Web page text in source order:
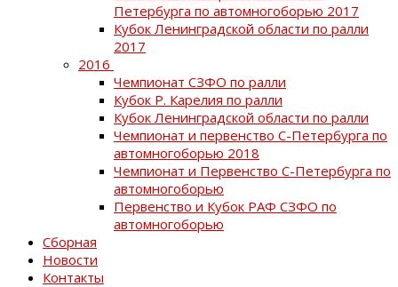
Петербурга по автомногоборью 2017
Кубок Ленинградской области по ралли
2017
2016
Чемпионат СЗФО по ралли
Кубок Р. Карелия по ралли
Кубок Ленинградской области по ралли
Чемпионат и первенство С-Петербурга по
автомногоборью 2018
Чемпионат и Первенство С-Петербурга по
автомногоборью
Первенство и Кубок РАФ СЗФО по
автомногоборью
Сборная
Новости
Контакты